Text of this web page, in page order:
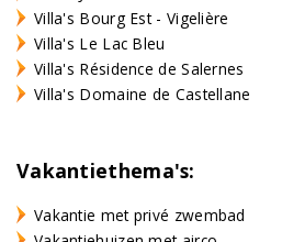
Villa's Bourg Est - Vigelière
Villa's Le Lac Bleu
Villa's Résidence de Salernes
Villa's Domaine de Castellane
Vakantiethema's:
Vakantie met privé zwembad